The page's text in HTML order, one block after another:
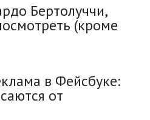
Бертолуччи,
(кроме
в Фейсбуке:
от